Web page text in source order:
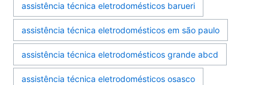
assistência técnica eletrodomésticos barueri
assistência técnica eletrodomésticos em são paulo
assistência técnica eletrodomésticos grande abcd
assistência técnica eletrodomésticos osasco